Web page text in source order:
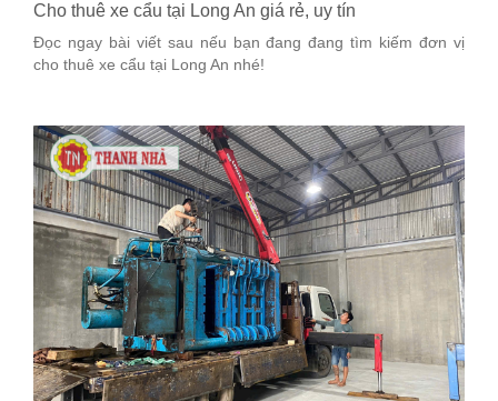
Cho thuê xe cẩu tại Long An giá rẻ, uy tín
Đọc ngay bài viết sau nếu bạn đang đang tìm kiếm đơn vị
cho thuê xe cẩu tại Long An nhé!